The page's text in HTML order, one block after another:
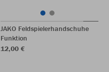
JAKO Feldspielerhandschuhe
Funktion
12,00 €